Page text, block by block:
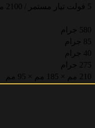
5 فولت تيار مستمر / 2100 مللي أمبير
580 جرام
85 جرام
40 جرام
275 جرام
210 مم × 185 مم × 95 مم